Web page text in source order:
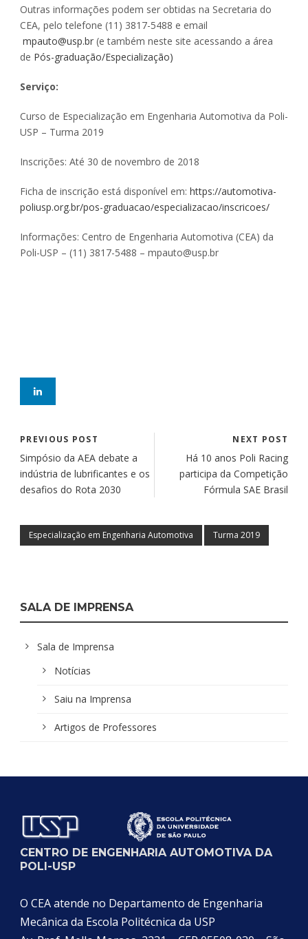
Outras informações podem ser obtidas na Secretaria do
CEA, pelo telefone (11) 3817-5488 e email
mpauto@usp.br (e também neste site acessando a área
de Pós-graduação/Especialização)
Serviço:
Curso de Especialização em Engenharia Automotiva da Poli-
USP – Turma 2019
Inscrições: Até 30 de novembro de 2018
Ficha de inscrição está disponível em: https://automotiva-
poliusp.org.br/pos-graduacao/especializacao/inscricoes/
Informações: Centro de Engenharia Automotiva (CEA) da
Poli-USP – (11) 3817-5488 – mpauto@usp.br
PREVIOUS POST
Simpósio da AEA debate a
indústria de lubrificantes e os
desafios do Rota 2030
NEXT POST
Há 10 anos Poli Racing
participa da Competição
Fórmula SAE Brasil
Especialização em Engenharia Automotiva Turma 2019
SALA DE IMPRENSA
Sala de Imprensa
Notícias
Saiu na Imprensa
Artigos de Professores
CENTRO DE ENGENHARIA AUTOMOTIVA DA
POLI-USP
O CEA atende no Departamento de Engenharia
Mecânica da Escola Politécnica da USP